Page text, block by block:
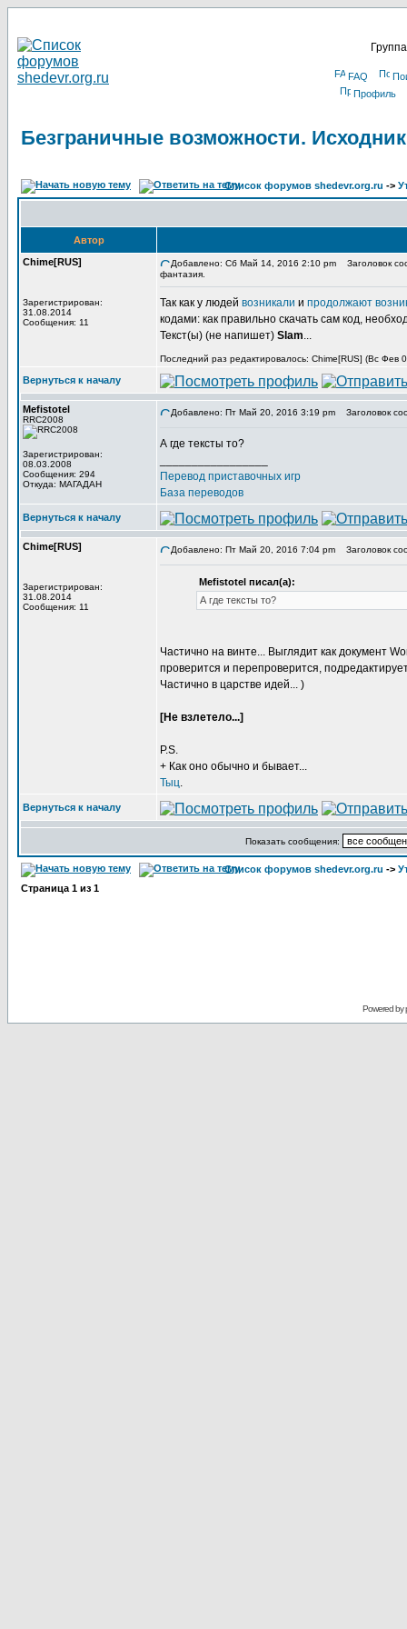
FAQ
Профиль
Безграничные возможности.
Список форумов shedevr.org.ru ->
Автор
Chime[RUS]
Зарегистрирован:
31.08.2014
Сообщения: 11
Добавлено: Сб Май 14, 2016 2:10 pm
Заголовок
фантазия.
Так как у людей возникали и продолжают
кодами: как правильно скачать сам код,
Текст(ы) (не напишет) Slam...
Последний раз редактировалось: Chime[RUS] (Вс Фев
Вернуться к началу
Mefistotel
RRC2008
Зарегистрирован:
08.03.2008
Сообщения: 294
Откуда: МАГАДАН
Добавлено: Пт Май 20, 2016 3:19 pm Заголовок
А где тексты то?
Перевод приставочных игр
База переводов
Вернуться к началу
Chime[RUS]
Зарегистрирован:
31.08.2014
Сообщения: 11
Добавлено: Пт Май 20, 2016 7:04 pm Заголовок
Mefistotel писал(а):
А где тексты то?
Частично на винте... Выглядит как документ
проверится и перепроверится,
Частично в царстве идей... )
[Не взлетело...]
P.S.
+ Как оно обычно и бывает...
Тыц.
Вернуться к началу
Показать сообщения:
Список форумов shedevr.org.ru ->
Страница 1 из 1
Powered by